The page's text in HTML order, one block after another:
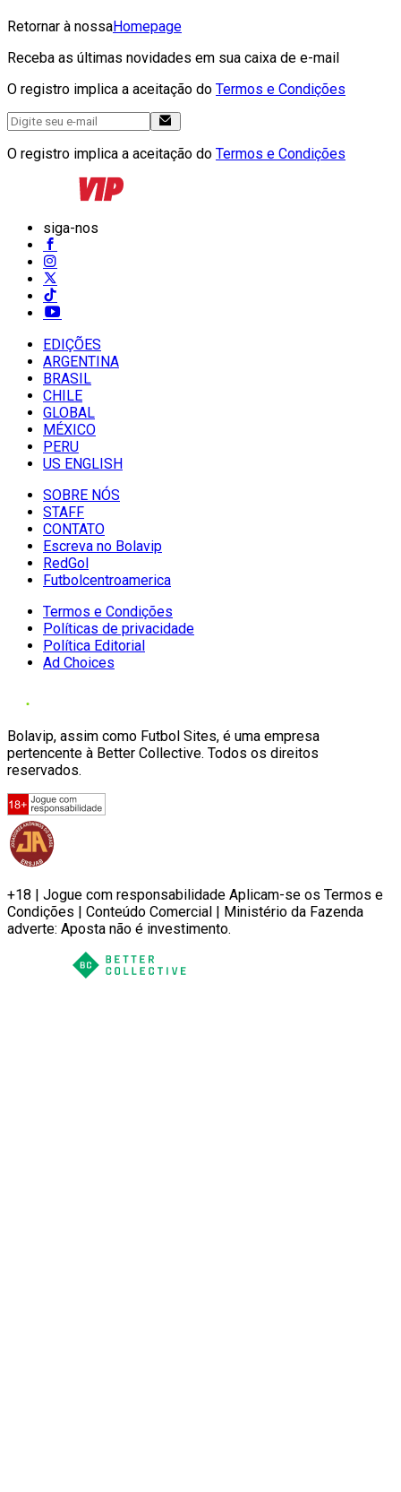
Retornar à nossaHomepage
Receba as últimas novidades em sua caixa de e-mail
O registro implica a aceitação do Termos e Condições
O registro implica a aceitação do Termos e Condições
siga-nos
EDIÇÕES
ARGENTINA
BRASIL
CHILE
GLOBAL
MÉXICO
PERU
US ENGLISH
SOBRE NÓS
STAFF
CONTATO
Escreva no Bolavip
RedGol
Futbolcentroamerica
Termos e Condições
Políticas de privacidade
Política Editorial
Ad Choices
Bolavip, assim como Futbol Sites, é uma empresa
pertencente à Better Collective. Todos os direitos
reservados.
+18 | Jogue com responsabilidade Aplicam-se os Termos e
Condições | Conteúdo Comercial | Ministério da Fazenda
adverte: Aposta não é investimento.